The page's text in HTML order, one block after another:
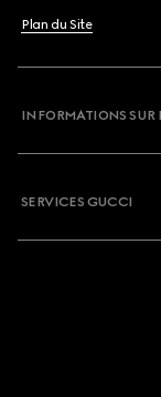
Plan du Site
INFORMATIONS SUR
SERVICES GUCCI